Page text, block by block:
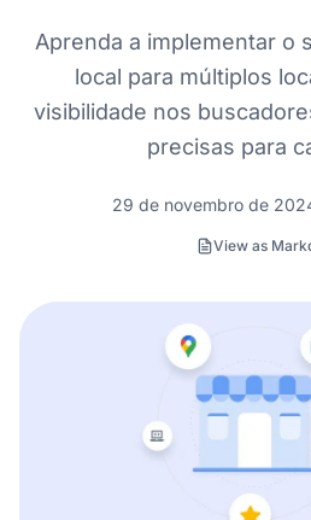
Aprenda a implementar o
local para múltiplos
visibilidade nos
precisas para
29 de novembro de
View as